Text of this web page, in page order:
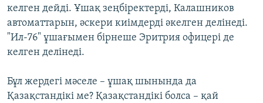
келген дейді. Ұшақ зеңбіректерді, Калашников
автоматтарын, әскери киімдерді әкелген делінеді.
"Ил-76" ұшағымен бірнеше Эритрия офицері де
келген делінеді.
Бұл жердегі мәселе – ұшақ шынында да
Қазақстандікі ме? Қазақстандікі болса – қай